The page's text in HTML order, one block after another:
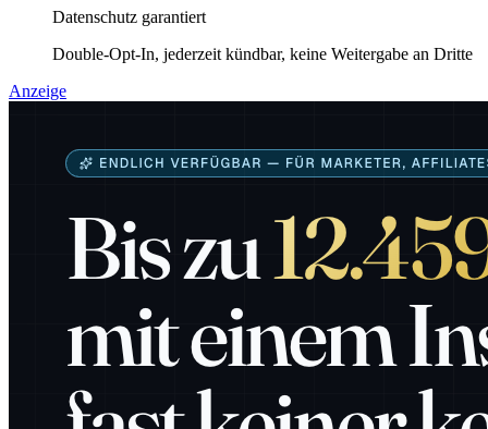
Datenschutz garantiert
Double-Opt-In, jederzeit kündbar, keine Weitergabe an Dritte
Anzeige